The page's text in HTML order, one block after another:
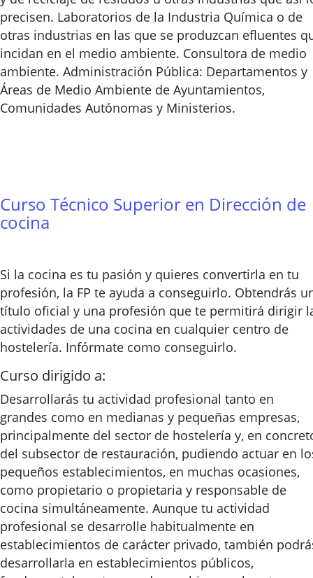
precisen. Laboratorios de la Industria Química o de
otras industrias en las que se produzcan efluentes
incidan en el medio ambiente. Consultora de medio
ambiente. Administración Pública: Departamentos y
Áreas de Medio Ambiente de Ayuntamientos,
Comunidades Autónomas y Ministerios.
Curso Técnico Superior en Dirección de
cocina
Si la cocina es tu pasión y quieres convertirla en tu
profesión, la FP te ayuda a conseguirlo. Obtendrás
título oficial y una profesión que te permitirá dirigir
actividades de una cocina en cualquier centro de
hostelería. Infórmate como conseguirlo.
Curso dirigido a:
Desarrollarás tu actividad profesional tanto en
grandes como en medianas y pequeñas empresas,
principalmente del sector de hostelería y, en
del subsector de restauración, pudiendo actuar en
pequeños establecimientos, en muchas ocasiones,
como propietario o propietaria y responsable de
cocina simultáneamente. Aunque tu actividad
profesional se desarrolle habitualmente en
establecimientos de carácter privado, también
desarrollarla en establecimientos públicos,